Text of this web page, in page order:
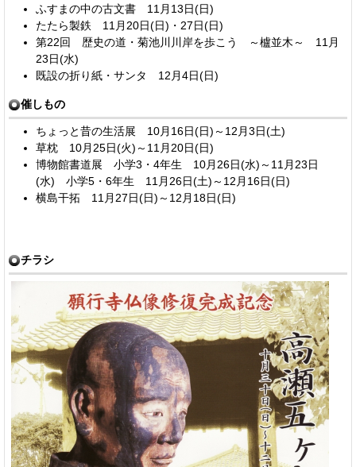
ふすまの中の古文書 11月13日(日)
たたら製鉄 11月20日(日)・27日(日)
第22回 歴史の道・菊池川川岸を歩こう ～櫨並木～ 11月
23日(水)
既設の折り紙・サンタ 12月4日(日)
催しもの
ちょっと昔の生活展 10月16日(日)～12月3日(土)
草枕 10月25日(火)～11月20日(日)
博物館書道展 小学3・4年生 10月26日(水)～11月23日
(水) 小学5・6年生 11月26日(土)～12月16日(日)
横島干拓 11月27日(日)～12月18日(日)
チラシ